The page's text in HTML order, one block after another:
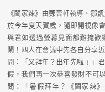
《闔家辣》由鄭晉軒執導、鄒
於今年夏天賀歲，隨即開視像
與君如透過螢幕見面都難掩歡
鬧！四人在會議中先各自分享
問：「又拜年？出年先啦﹗」
假，我們再一次恭喜發財不可
問：「暑假拜年？《闔家辣